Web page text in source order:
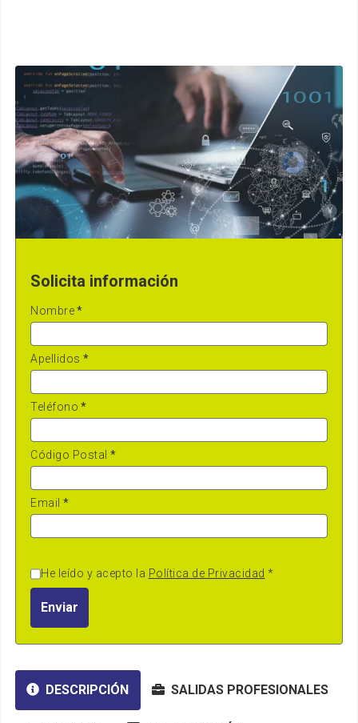
Solicita información
Nombre*
Apellidos *
Teléfono *
Código Postal *
Email *
He leído y acepto la Política de Privacidad *
Enviar
DESCRIPCIÓN SALIDAS PROFESIONALES